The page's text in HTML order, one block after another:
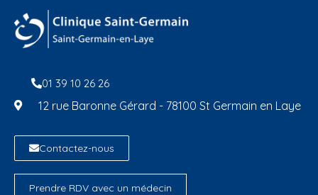
01 39 10 26 26
12 rue Baronne Gérard - 78100 St Germain en Laye
Contactez-nous
Prendre RDV avec un médecin